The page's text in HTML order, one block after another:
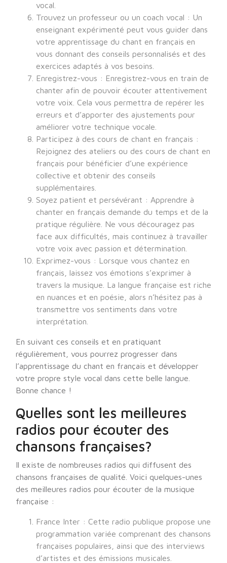
vocal.
Trouvez un professeur ou un coach vocal : Un
enseignant expérimenté peut vous guider dans
votre apprentissage du chant en français en
vous donnant des conseils personnalisés et des
exercices adaptés à vos besoins.
Enregistrez-vous : Enregistrez-vous en train de
chanter afin de pouvoir écouter attentivement
votre voix. Cela vous permettra de repérer les
erreurs et d’apporter des ajustements pour
améliorer votre technique vocale.
Participez à des cours de chant en français :
Rejoignez des ateliers ou des cours de chant en
français pour bénéficier d’une expérience
collective et obtenir des conseils
supplémentaires.
Soyez patient et persévérant : Apprendre à
chanter en français demande du temps et de la
pratique régulière. Ne vous découragez pas
face aux difficultés, mais continuez à travailler
votre voix avec passion et détermination.
Exprimez-vous : Lorsque vous chantez en
français, laissez vos émotions s’exprimer à
travers la musique. La langue française est riche
en nuances et en poésie, alors n’hésitez pas à
transmettre vos sentiments dans votre
interprétation.
En suivant ces conseils et en pratiquant
régulièrement, vous pourrez progresser dans
l’apprentissage du chant en français et développer
votre propre style vocal dans cette belle langue.
Bonne chance !
Quelles sont les meilleures
radios pour écouter des
chansons françaises?
Il existe de nombreuses radios qui diffusent des
chansons françaises de qualité. Voici quelques-unes
des meilleures radios pour écouter de la musique
française :
France Inter : Cette radio publique propose une
programmation variée comprenant des chansons
françaises populaires, ainsi que des interviews
d’artistes et des émissions musicales.